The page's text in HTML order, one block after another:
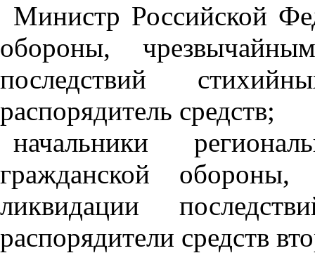
Министр Российской
обороны,
последствий
распорядитель средств;
начальники
гражданской
ликвидации
распорядители средств